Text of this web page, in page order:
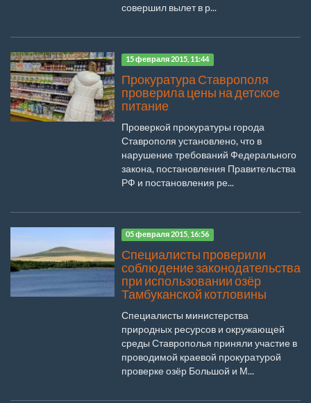
совершил вылет в р...
15 февраля 2015, 11:44
Прокуратура Ставрополя
проверила цены на детское
питание
Проверкой прокуратуры города
Ставрополя установлено, что в
нарушение требований Федерального
закона, постановления Правительства
РФ и постановления ре...
05 февраля 2015, 16:56
Специалисты проверили
соблюдение законодательства
при использовании озёр
Тамбуканской котловины
Специалисты министерства
природных ресурсов и окружающей
среды Ставрополья приняли участие в
проводимой краевой прокуратурой
проверке озёр Большой и М...